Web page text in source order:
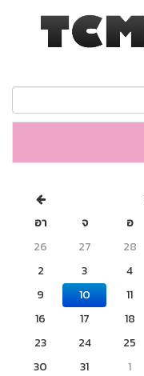
อา
จ อ
26
27 28
2
3 4
9
10 11
16
17 18
23
24 25
30
31 1